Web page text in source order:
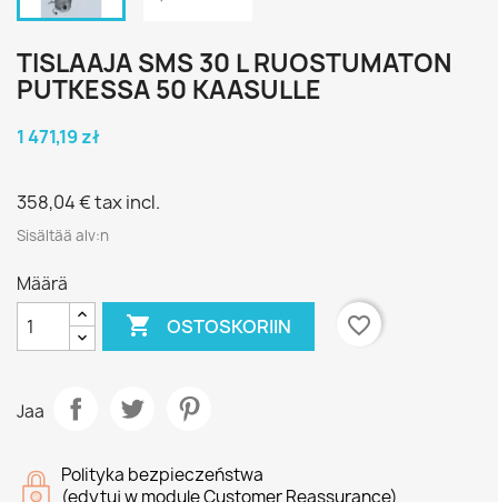
TISLAAJA SMS 30 L RUOSTUMATON
PUTKESSA 50 KAASULLE
1 471,19 zł
358,04 €tax incl.
Sisältää alv:n
Määrä
 OSTOSKORIIN favorite_border
Jaa
Polityka bezpieczeństwa
(edytuj w module Customer Reassurance)